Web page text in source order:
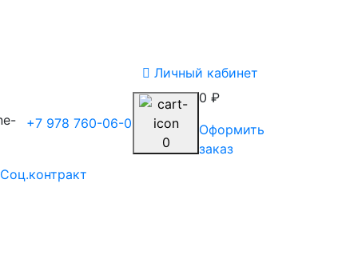
Личный кабинет
+7 978 760-06-03
0
0 ₽
Оформить
заказ
Соц.контракт